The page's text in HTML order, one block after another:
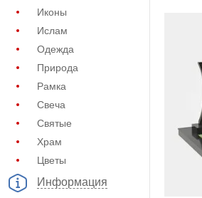
Иконы
Ислам
Одежда
Природа
Рамка
Свеча
Святые
Храм
Цветы
Информация